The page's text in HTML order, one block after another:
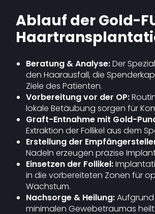
Ablauf der Gold-
Beratung & Analyse:Der
den Haarausfall, die
Ziele des Patienten.
Vorbereitung vor der OP:
lokale Betäubung sorgen für
Graft-Entnahme mit Gold-
Extraktion der Follikel aus dem
Erstellung der
Nadeln erzeugen präzise
Einsetzen der Follikel:
in die vorbereiteten Zonen für
Wachstum.
Nachsorge & Heilung:
minimalen Gewebetraumas